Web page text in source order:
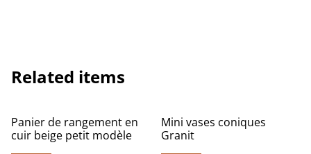
Related items
Panier de rangement en
cuir beige petit modèle
Mini vases coniques
Granit